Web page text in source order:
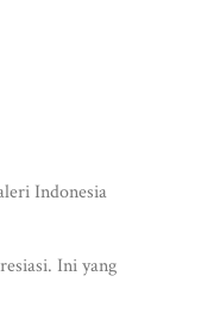
Indonesia
Ini yang